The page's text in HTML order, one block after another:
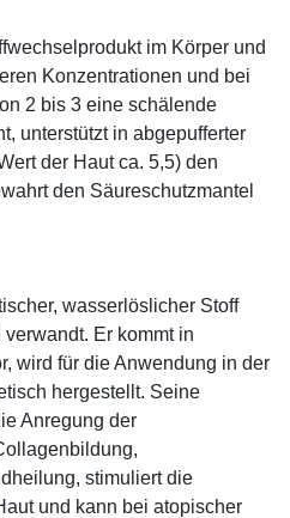
im Körper und
Konzentrationen und bei
2 bis 3 eine schälende
unterstützt in abgepufferter
der Haut ca. 5,5) den
den Säureschutzmantel
wasserlöslicher Stoff
Er kommt in
wird für die Anwendung in der
hergestellt. Seine
Anregung der
stimuliert die
und kann bei atopischer